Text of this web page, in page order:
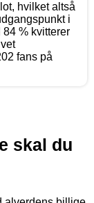
hvilket altså
i
% kvitterer
fans på
skal du